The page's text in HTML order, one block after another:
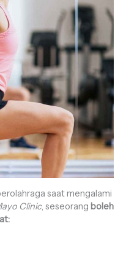
saat mengalami
Clinic, seseorang boleh